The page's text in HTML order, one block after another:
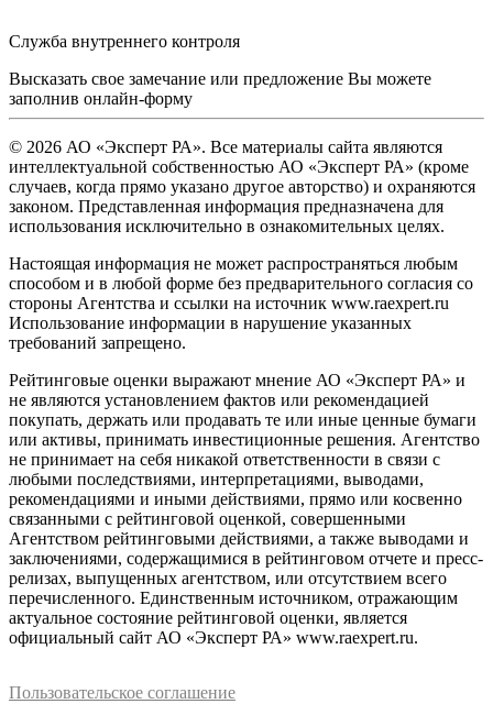
Служба внутреннего контроля
Высказать свое замечание или предложение Вы можете
заполнив онлайн-форму
© 2026 АО «Эксперт РА». Все материалы сайта являются
интеллектуальной собственностью АО «Эксперт РА» (кроме
случаев, когда прямо указано другое авторство) и охраняются
законом. Представленная информация предназначена для
использования исключительно в ознакомительных целях.
Настоящая информация не может распространяться любым
способом и в любой форме без предварительного согласия со
стороны Агентства и ссылки на источник www.raexpert.ru
Использование информации в нарушение указанных
требований запрещено.
Рейтинговые оценки выражают мнение АО «Эксперт РА» и
не являются установлением фактов или рекомендацией
покупать, держать или продавать те или иные ценные бумаги
или активы, принимать инвестиционные решения. Агентство
не принимает на себя никакой ответственности в связи с
любыми последствиями, интерпретациями, выводами,
рекомендациями и иными действиями, прямо или косвенно
связанными с рейтинговой оценкой, совершенными
Агентством рейтинговыми действиями, а также выводами и
заключениями, содержащимися в рейтинговом отчете и пресс-
релизах, выпущенных агентством, или отсутствием всего
перечисленного. Единственным источником, отражающим
актуальное состояние рейтинговой оценки, является
официальный сайт АО «Эксперт РА» www.raexpert.ru.
Пользовательское соглашение